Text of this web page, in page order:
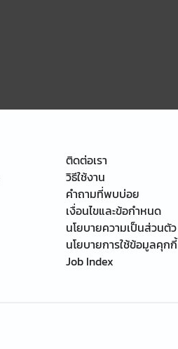
ติดต่อเรา
วิธีใช้งาน
คำถามที่พบบ่อย
เงื่อนไขและข้อกำหนด
นโยบายความเป็นส่วนตัว
นโยบายการใช้ข้อมูลคุกกี้
Job Index